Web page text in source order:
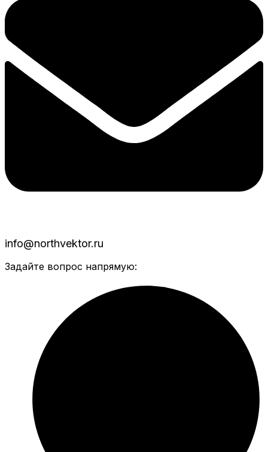
info@northvektor.ru
Задайте вопрос напрямую: